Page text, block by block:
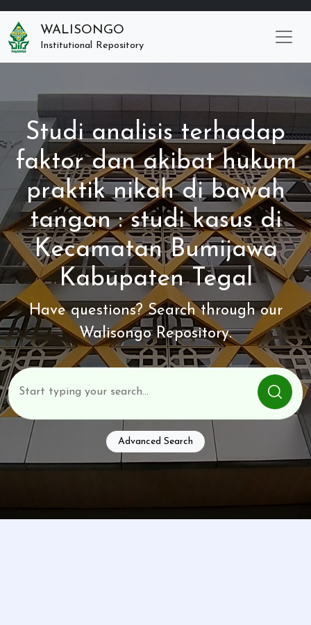
WALISONGO
Institutional Repository
Studi analisis terhadap
faktor dan akibat hukum
praktik nikah di bawah
tangan : studi kasus di
Kecamatan Bumijawa
Kabupaten Tegal
Have questions? Search through our
Walisongo Repository.
Advanced Search